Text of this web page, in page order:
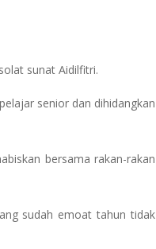
sunat Aidilfitri.
senior dan dihidangkan
bersama rakan-rakan
sudah emoat tahun tidak